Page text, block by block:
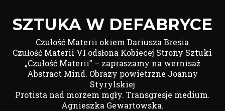
SZTUKA W DEFABRYCE
Czułość Materii okiem Dariusza Bresia
Czułość Materii VI odsłona Kobiecej Strony Sztuki
„Czułość Materii” – zapraszamy na wernisaż
Abstract Mind. Obrazy powietrzne Joanny
Styrylskiej
Protista nad morzem mgły. Transgresje medium.
Agnieszka Gewartowska.